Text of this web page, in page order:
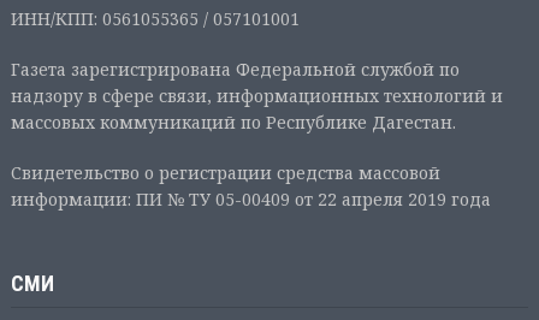
ИНН/КПП: 0561055365 / 057101001
Газета зарегистрирована Федеральной службой по
надзору в сфере связи, информационных технологий и
массовых коммуникаций по Республике Дагестан.
Свидетельство о регистрации средства массовой
информации: ПИ № ТУ 05-00409 от 22 апреля 2019 года
СМИ